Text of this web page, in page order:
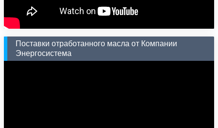
Поставки отработанного масла от Компании
Энергосистема